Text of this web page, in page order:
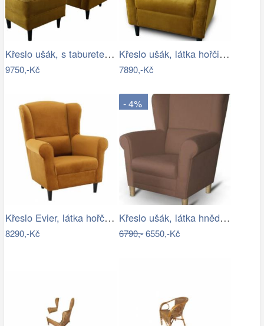
Křeslo ušák, s taburetem, látka…
9750,-Kč
Křeslo ušák, látka hořčicová, Charlot…
7890,-Kč
Křeslo Evier, látka hořčicová
8290,-Kč
- 4%
Křeslo ušák, látka hnědá, CHARLOT Mdum
6790,-6550,-Kč